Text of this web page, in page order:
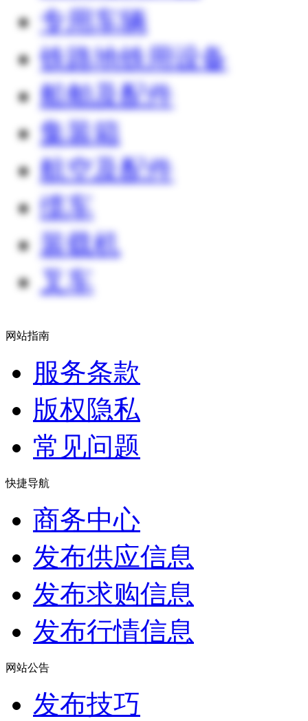
专用车辆
铁路地铁用设备
船舶及配件
集装箱
航空及配件
缆车
装载机
叉车
网站指南
服务条款
版权隐私
常见问题
快捷导航
商务中心
发布供应信息
发布求购信息
发布行情信息
网站公告
发布技巧